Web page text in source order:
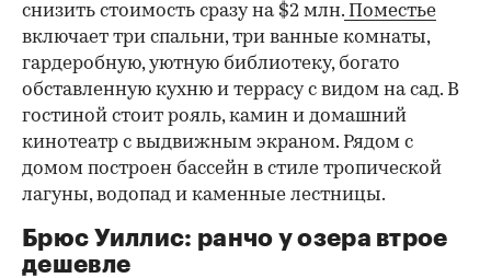
снизить стоимость сразу на $2 млн. Поместье
включает три спальни, три ванные комнаты,
гардеробную, уютную библиотеку, богато
обставленную кухню и террасу с видом на сад. В
гостиной стоит рояль, камин и домашний
кинотеатр с выдвижным экраном. Рядом с
домом построен бассейн в стиле тропической
лагуны, водопад и каменные лестницы.
Брюс Уиллис: ранчо у озера втрое
дешевле